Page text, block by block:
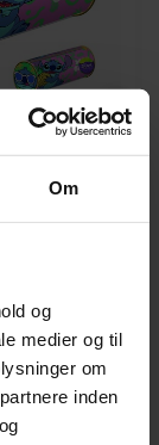
Om
og
medier og til
om
inden
Penalhus
39 kr.
kr.